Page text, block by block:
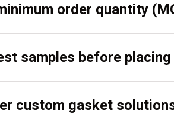
order quantity
samples before
custom gasket